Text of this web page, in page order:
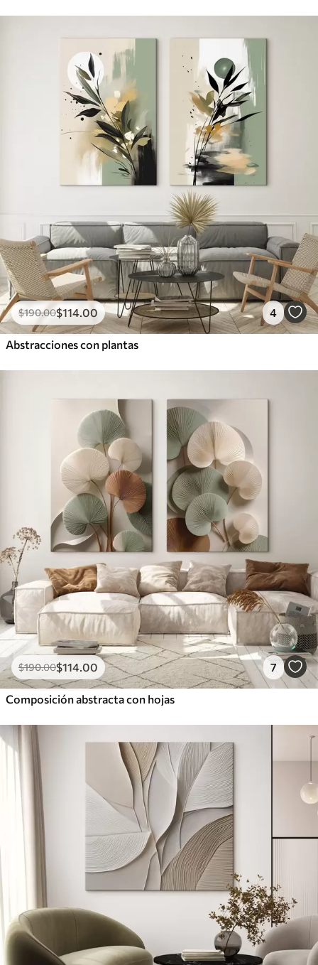
$190.00$114.00 4
Abstracciones con plantas
$190.00$114.00 7
Composición abstracta con hojas